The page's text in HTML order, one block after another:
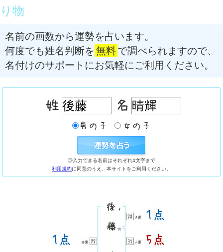
り物
名前の画数から運勢を占います。
何度でも姓名判断を 無料で調べられますので、
名付けのサポートにお気軽にご利用ください。
◎入力できる名前はそれぞれ4文字まで
利用規約に同意のうえ、本サイトをご利用ください。